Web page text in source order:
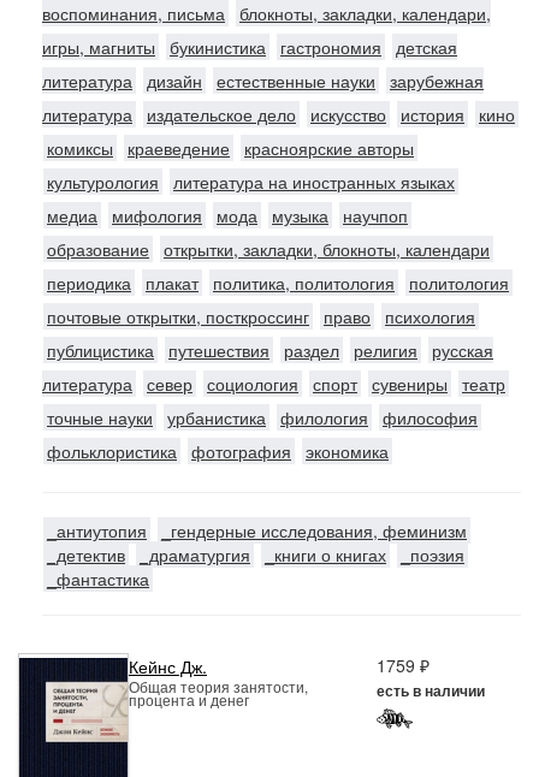
воспоминания, письма блокноты, закладки, календари,
игры, магниты
букинистика гастрономия
детская
литература дизайн естественные науки
зарубежная
литература
издательское дело искусство история
кино
комиксы
краеведение
красноярские авторы
культурология
литература на иностранных языках
медиа
мифология мода музыка
научпоп
образование открытки, закладки, блокноты, календари
периодика
плакат политика, политология
политология
почтовые открытки, посткроссинг
право
психология
публицистика
путешествия раздел религия
русская
литература север социология спорт сувениры
театр
точные науки
урбанистика филология
философия
фольклористика фотография экономика
_антиутопия
_гендерные исследования, феминизм
_детектив
_драматургия _книги о книгах
_поэзия
_фантастика
Кейнс Дж.
Общая теория занятости,
процента и денег
1759 ₽
есть в наличии